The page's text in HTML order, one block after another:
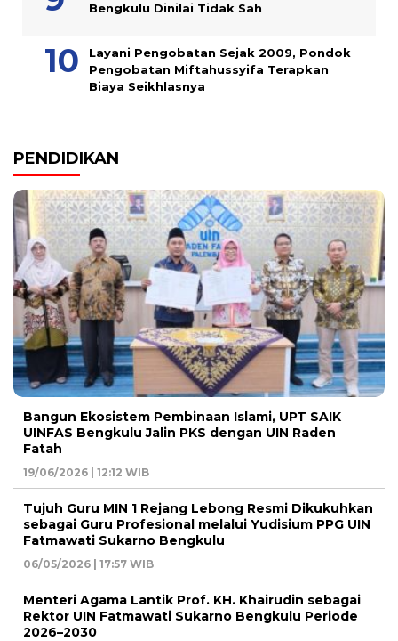
Bengkulu Dinilai Tidak Sah
Layani Pengobatan Sejak 2009, Pondok
Pengobatan Miftahussyifa Terapkan
Biaya Seikhlasnya
PENDIDIKAN
Bangun Ekosistem Pembinaan Islami, UPT SAIK
UINFAS Bengkulu Jalin PKS dengan UIN Raden
Fatah
19/06/2026 | 12:12 WIB
Tujuh Guru MIN 1 Rejang Lebong Resmi Dikukuhkan
sebagai Guru Profesional melalui Yudisium PPG UIN
Fatmawati Sukarno Bengkulu
06/05/2026 | 17:57 WIB
Menteri Agama Lantik Prof. KH. Khairudin sebagai
Rektor UIN Fatmawati Sukarno Bengkulu Periode
2026–2030